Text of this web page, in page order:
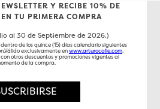
Y RECIBE 10% DE
TU PRIMERA COMPRA
al 30 de Septiembre de 2026.)
de los quince (15) días calendario siguientes
exclusivamente enwww.arturocalle.com.
otros descuentos y promociones vigentes al
de la compra.